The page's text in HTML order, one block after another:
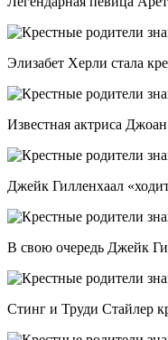
Элизабет Херли стала
Известная актриса
Джейк Гилленхаал
В свою очередь Джейк
Стинг и Труди Стайлер